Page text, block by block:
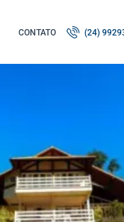
CONTATO (24)